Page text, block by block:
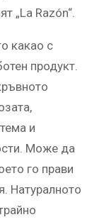
„La Razón“.
какао с
продукт.
и
Може да
го прави
Натуралното